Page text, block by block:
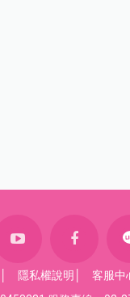
隱私權說明 客服中